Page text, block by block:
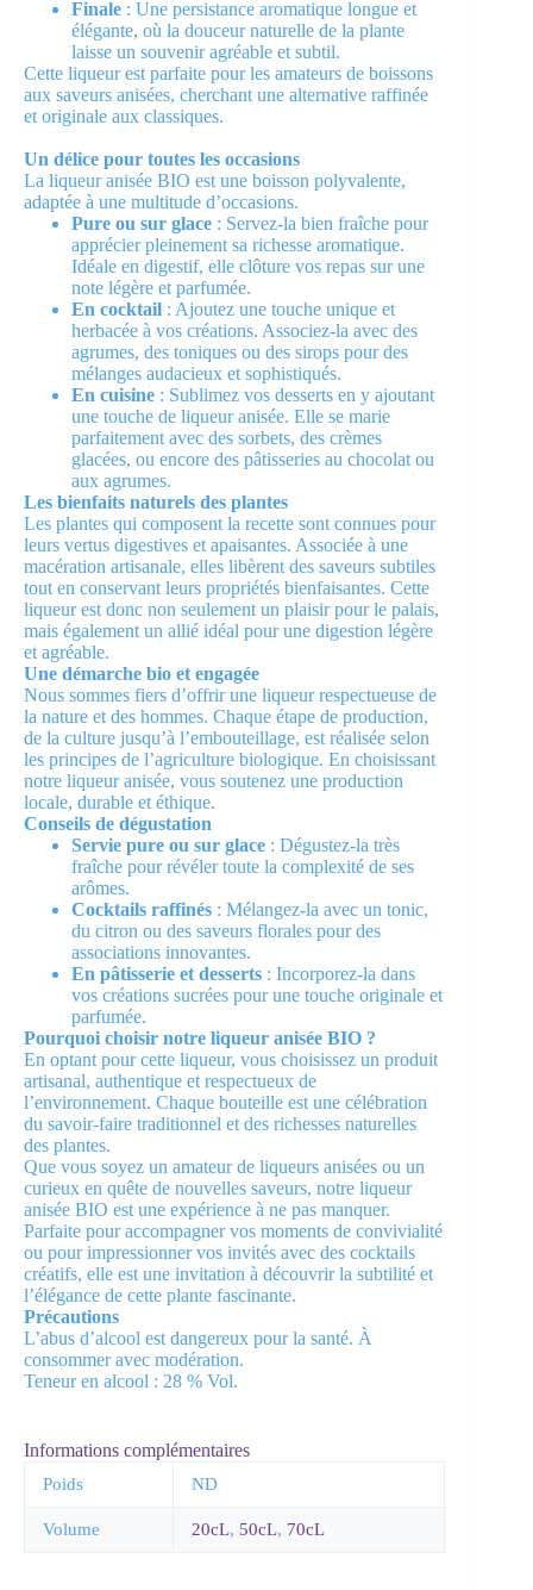
Finale : Une persistance aromatique longue et
élégante, où la douceur naturelle de la plante
laisse un souvenir agréable et subtil.
Cette liqueur est parfaite pour les amateurs de boissons
aux saveurs anisées, cherchant une alternative raffinée
et originale aux classiques.
Un délice pour toutes les occasions
La liqueur anisée BIO est une boisson polyvalente,
adaptée à une multitude d’occasions.
Pure ou sur glace : Servez-la bien fraîche pour
apprécier pleinement sa richesse aromatique.
Idéale en digestif, elle clôture vos repas sur une
note légère et parfumée.
En cocktail : Ajoutez une touche unique et
herbacée à vos créations. Associez-la avec des
agrumes, des toniques ou des sirops pour des
mélanges audacieux et sophistiqués.
En cuisine : Sublimez vos desserts en y ajoutant
une touche de liqueur anisée. Elle se marie
parfaitement avec des sorbets, des crèmes
glacées, ou encore des pâtisseries au chocolat ou
aux agrumes.
Les bienfaits naturels des plantes
Les plantes qui composent la recette sont connues pour
leurs vertus digestives et apaisantes. Associée à une
macération artisanale, elles libèrent des saveurs subtiles
tout en conservant leurs propriétés bienfaisantes. Cette
liqueur est donc non seulement un plaisir pour le palais,
mais également un allié idéal pour une digestion légère
et agréable.
Une démarche bio et engagée
Nous sommes fiers d’offrir une liqueur respectueuse de
la nature et des hommes. Chaque étape de production,
de la culture jusqu’à l’embouteillage, est réalisée selon
les principes de l’agriculture biologique. En choisissant
notre liqueur anisée, vous soutenez une production
locale, durable et éthique.
Conseils de dégustation
Servie pure ou sur glace : Dégustez-la très
fraîche pour révéler toute la complexité de ses
arômes.
Cocktails raffinés : Mélangez-la avec un tonic,
du citron ou des saveurs florales pour des
associations innovantes.
En pâtisserie et desserts : Incorporez-la dans
vos créations sucrées pour une touche originale et
parfumée.
Pourquoi choisir notre liqueur anisée BIO ?
En optant pour cette liqueur, vous choisissez un produit
artisanal, authentique et respectueux de
l’environnement. Chaque bouteille est une célébration
du savoir-faire traditionnel et des richesses naturelles
des plantes.
Que vous soyez un amateur de liqueurs anisées ou un
curieux en quête de nouvelles saveurs, notre liqueur
anisée BIO est une expérience à ne pas manquer.
Parfaite pour accompagner vos moments de convivialité
ou pour impressionner vos invités avec des cocktails
créatifs, elle est une invitation à découvrir la subtilité et
l’élégance de cette plante fascinante.
Précautions
L’abus d’alcool est dangereux pour la santé. À
consommer avec modération.
Teneur en alcool : 28 % Vol.
Informations complémentaires
Poids ND
Volume 20cL, 50cL, 70cL